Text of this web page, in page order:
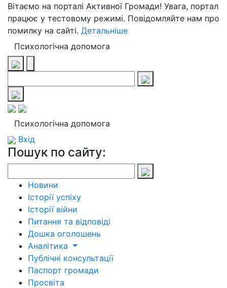
Вітаємо на порталі Активної Громади! Увага, портал
працює у тестовому режимі. Повідомляйте нам про
помилку на сайті. Детальніше
Психологічна допомога
Психологічна допомога
Вхід
Пошук по сайту:
Новини
Історії успіху
Історії війни
Питання та відповіді
Дошка оголошень
Аналітика
Публічні консультації
Паспорт громади
Просвіта